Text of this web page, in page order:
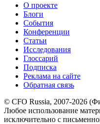
О проекте
Блоги
События
Конференции
Статьи
Исследования
Глоссарий
Подписка
Реклама на сайте
Обратная связь
© CFO Russia, 2007-2026
Любое использование
исключительно с